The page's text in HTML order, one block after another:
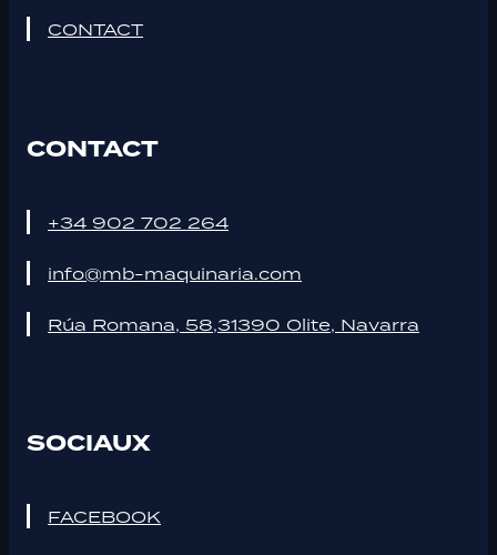
CONTACT
CONTACT
+34 902 702 264
info@mb-maquinaria.com
Rúa Romana, 58,31390 Olite, Navarra
SOCIAUX
FACEBOOK